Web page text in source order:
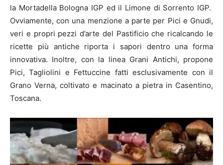
la Mortadella Bologna IGP ed il Limone di Sorrento IGP.
Ovviamente, con una menzione a parte per Pici e Gnudi,
veri e propri pezzi d’arte del Pastificio che ricalcando le
ricette più antiche riporta i sapori dentro una forma
innovativa. Inoltre, con la linea Grani Antichi, propone
Pici, Tagliolini e Fettuccine fatti esclusivamente con il
Grano Verna, coltivato e macinato a pietra in Casentino,
Toscana.